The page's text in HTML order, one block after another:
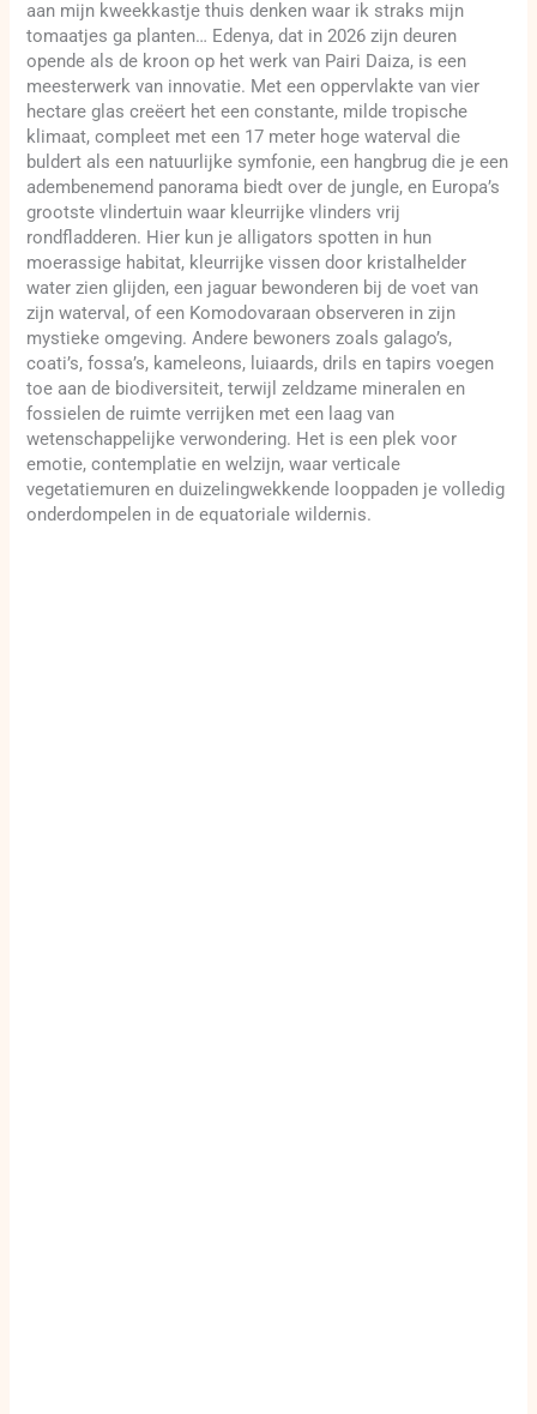
aan mijn kweekkastje thuis denken waar ik straks mijn
tomaatjes ga planten… Edenya, dat in 2026 zijn deuren
opende als de kroon op het werk van Pairi Daiza, is een
meesterwerk van innovatie. Met een oppervlakte van vier
hectare glas creëert het een constante, milde tropische
klimaat, compleet met een 17 meter hoge waterval die
buldert als een natuurlijke symfonie, een hangbrug die je een
adembenemend panorama biedt over de jungle, en Europa’s
grootste vlindertuin waar kleurrijke vlinders vrij
rondfladderen. Hier kun je alligators spotten in hun
moerassige habitat, kleurrijke vissen door kristalhelder
water zien glijden, een jaguar bewonderen bij de voet van
zijn waterval, of een Komodovaraan observeren in zijn
mystieke omgeving. Andere bewoners zoals galago’s,
coati’s, fossa’s, kameleons, luiaards, drils en tapirs voegen
toe aan de biodiversiteit, terwijl zeldzame mineralen en
fossielen de ruimte verrijken met een laag van
wetenschappelijke verwondering. Het is een plek voor
emotie, contemplatie en welzijn, waar verticale
vegetatiemuren en duizelingwekkende looppaden je volledig
onderdompelen in de equatoriale wildernis.